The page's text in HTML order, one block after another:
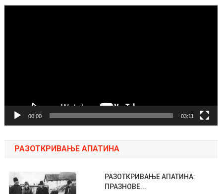
00:00 03:11
РАЗОТКРИВАЊЕ АПАТИНА
РАЗОТКРИВАЊЕ АПАТИНА:
ПРАЗНОВЕ...